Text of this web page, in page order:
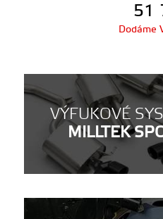
51
Dodáme
VÝFUKOVÉ
MILLTEK